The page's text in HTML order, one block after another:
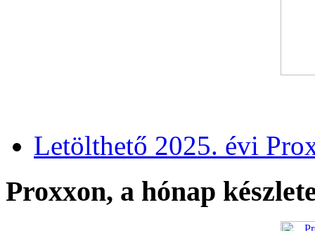
Letölthető 2025. évi
Proxxon, a hónap